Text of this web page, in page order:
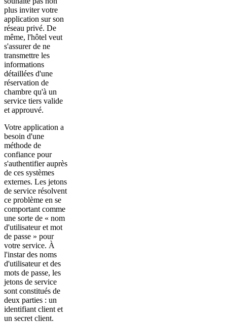
plus inviter votre
application sur son
réseau privé. De
même, l'hôtel veut
s'assurer de ne
transmettre les
informations
détaillées d'une
réservation de
chambre qu'à un
service tiers valide
et approuvé.
Votre application a
besoin d'une
méthode de
confiance pour
s'authentifier auprès
de ces systèmes
externes. Les jetons
de service résolvent
ce problème en se
comportant comme
une sorte de « nom
d'utilisateur et mot
de passe » pour
votre service. À
l'instar des noms
d'utilisateur et des
mots de passe, les
jetons de service
sont constitués de
deux parties : un
identifiant client et
un secret client.